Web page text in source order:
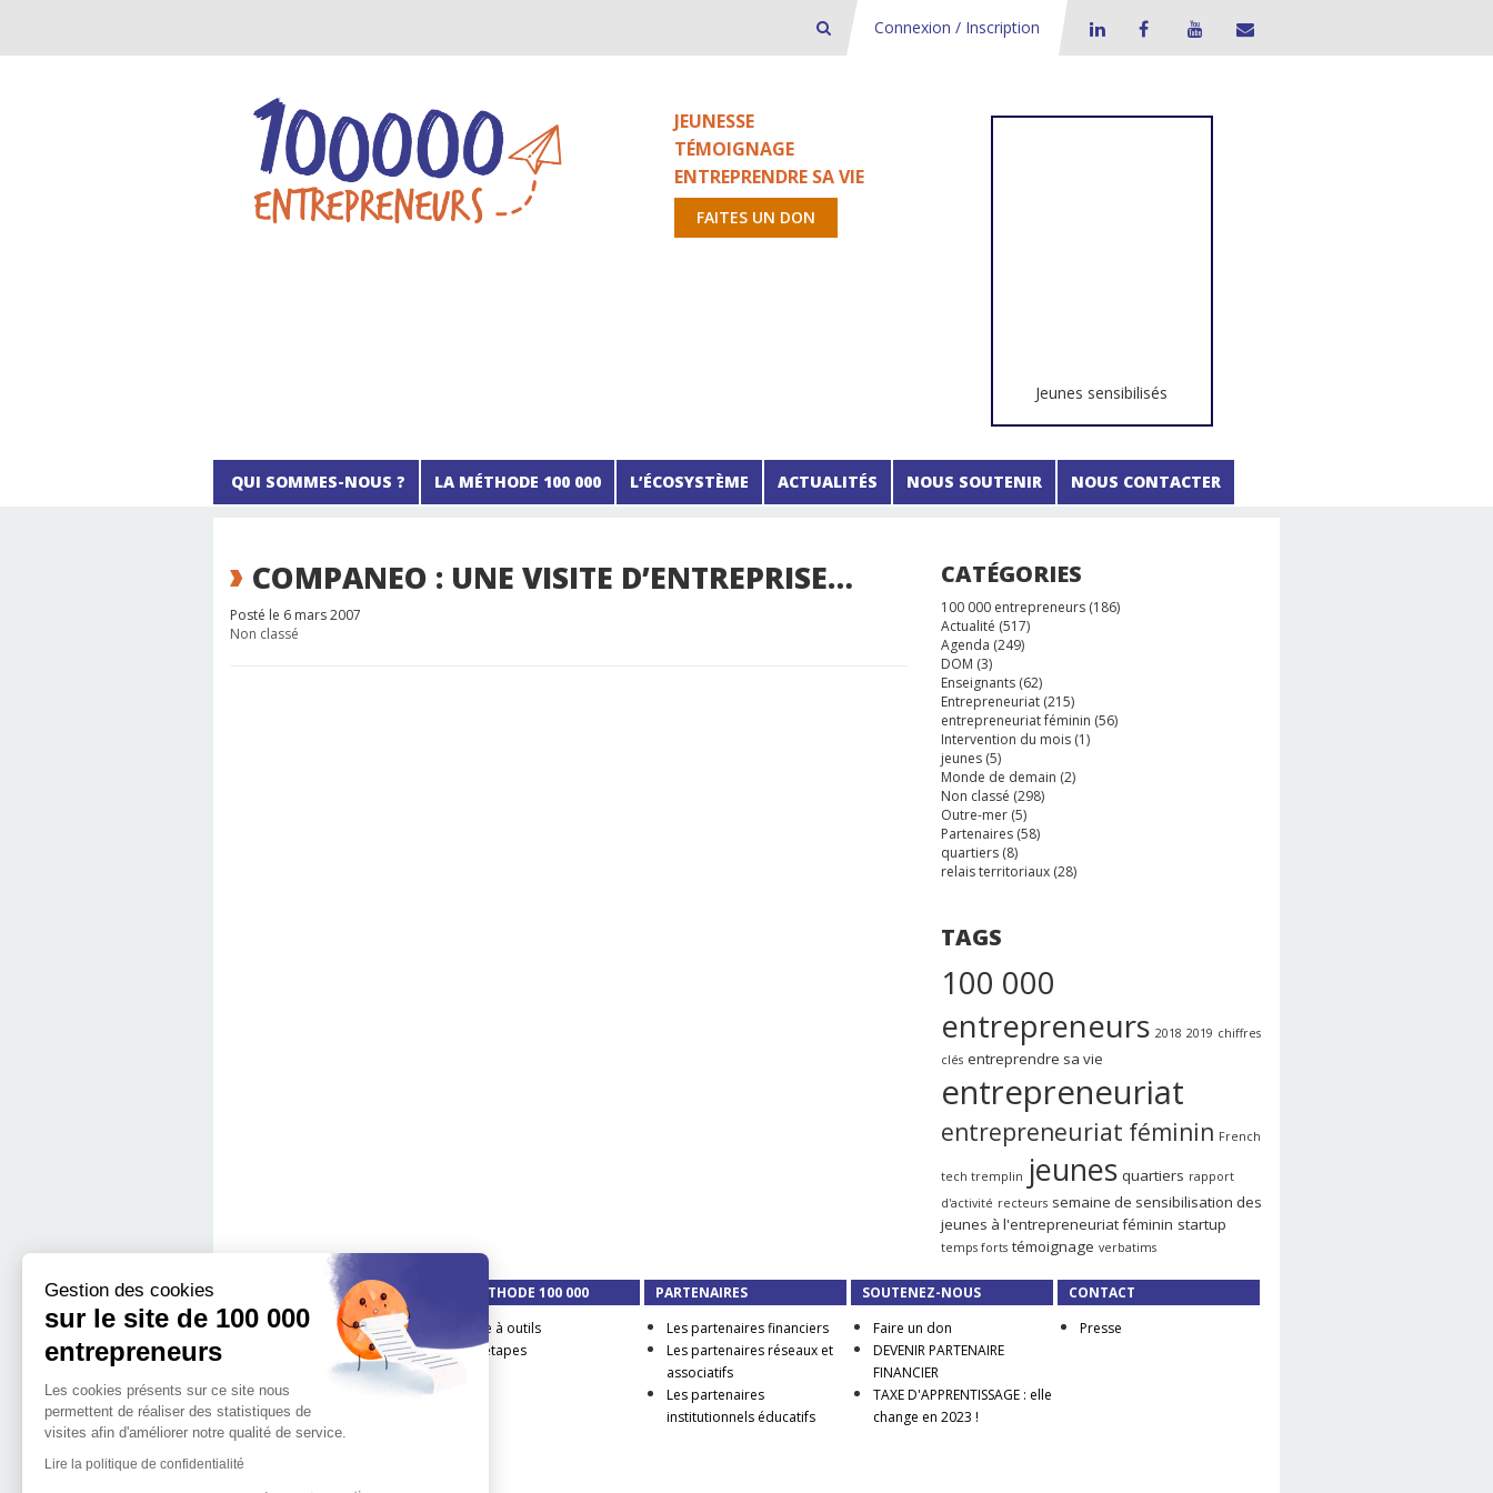
Connexion / Inscription
JEUNESSE
TÉMOIGNAGE
ENTREPRENDRE SA VIE
FAITES UN DON
Jeunes sensibilisés
QUI SOMMES-NOUS ? LA MÉTHODE 100 000 L’ÉCOSYSTÈME ACTUALITÉS NOUS SOUTENIR NOUS CONTACTER
COMPANEO : UNE VISITE D’ENTREPRISE…
Posté le 6 mars 2007
Non classé
CATÉGORIES
100 000 entrepreneurs(186)
Actualité (517)
Agenda (249)
DOM (3)
Enseignants(62)
Entrepreneuriat(215)
entrepreneuriat féminin (56)
Intervention du mois(1)
jeunes(5)
Monde de demain (2)
Non classé (298)
Outre-mer(5)
Partenaires(58)
quartiers(8)
relais territoriaux(28)
TAGS
100 000
entrepreneurs 2018 2019 chiffres
clés entreprendre sa vie
entrepreneuriat
entrepreneuriat féminin French
tech tremplin jeunes quartiers rapport
d'activité recteurs semaine de sensibilisation des
jeunes à l'entrepreneuriat féminin startup
temps forts témoignage verbatims
QUI SOMMES-NOUS ?
Notre impact
L'implantation
géographique de 100.000
entrepreneurs
L'équipe de 100 000
LA MÉTHODE 100 000
boite à outils
Les étapes
PARTENAIRES
Les partenaires financiers
Les partenaires réseaux et
associatifs
Les partenaires
institutionnels éducatifs
SOUTENEZ-NOUS
Faire un don
DEVENIR PARTENAIRE
FINANCIER
TAXE D'APPRENTISSAGE : elle
change en 2023 !
CONTACT
Presse
Gestion des cookies
sur le site de 100 000
entrepreneurs
Les cookies présents sur ce site nous
permettent de réaliser des statistiques de
visites afin d'améliorer notre qualité de service.
Lire la politique de confidentialité